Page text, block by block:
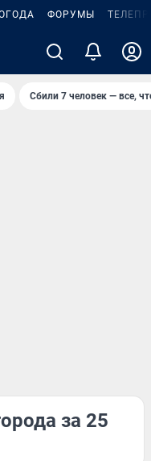
ФОРУМЫ
Сбили 7 человек — все,
за 25